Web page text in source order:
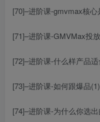
[70]–进阶课-gmvmax核
[71]–进阶课-GMVMax投
[72]–进阶课-什么样产品
[73]–进阶课-如何跟爆品
[74]–进阶课-为什么你选